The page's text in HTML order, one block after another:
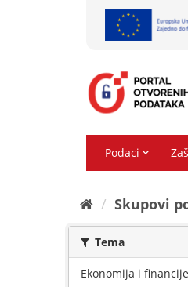
Skupovi
Tema
Ekonomija i financije